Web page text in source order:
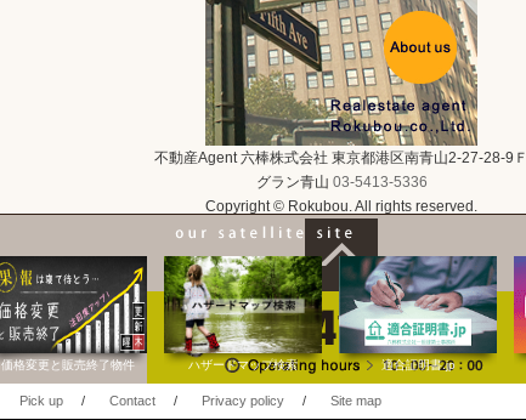
不動産Agent 六棒株式会社 東京都港区南青山2-27-28-9Ｆ
グラン青山 03-5413-5336
Copyright © Rokubou. All rights reserved.
価格変更と販売終了物件 ハザードマップ検索 適合証明書.jp
Pick up / Contact / Privacy policy / Site map